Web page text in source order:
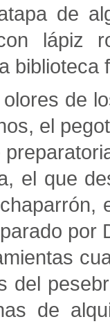
de
lápiz
biblioteca
de
el
el que
por
del
de